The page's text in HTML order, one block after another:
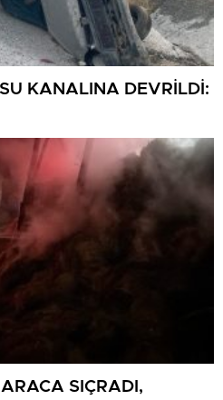
KANALINA DEVRİLDİ:
SIÇRADI,